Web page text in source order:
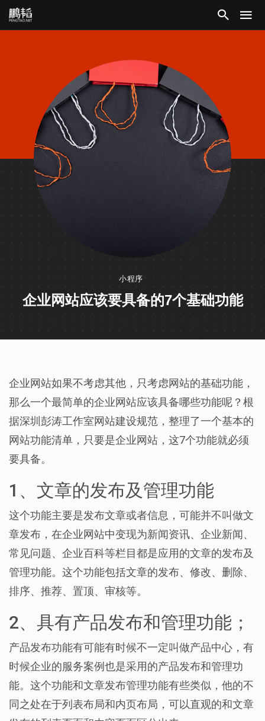
小程序
企业网站应该要具备的7个基础功能
企业网站如果不考虑其他，只考虑网站的基础功能，
那么一个最简单的企业网站应该具备哪些功能呢？根
据深圳彭涛工作室网站建设规范，整理了一个基本的
网站功能清单，只要是企业网站，这7个功能就必须
要具备。
1、文章的发布及管理功能
这个功能主要是发布文章或者信息，可能并不叫做文
章发布，在企业网站中变现为新闻资讯、企业新闻、
常见问题、企业百科等栏目都是应用的文章的发布及
管理功能。这个功能包括文章的发布、修改、删除、
排序、推荐、置顶、审核等。
2、具有产品发布和管理功能；
产品发布功能有可能有时候不一定叫做产品中心，有
时候企业的服务案例也是采用的产品发布和管理功
能。这个功能和文章发布管理功能有些类似，他的不
同之处在于列表布局和内页布局，可以直观的和文章